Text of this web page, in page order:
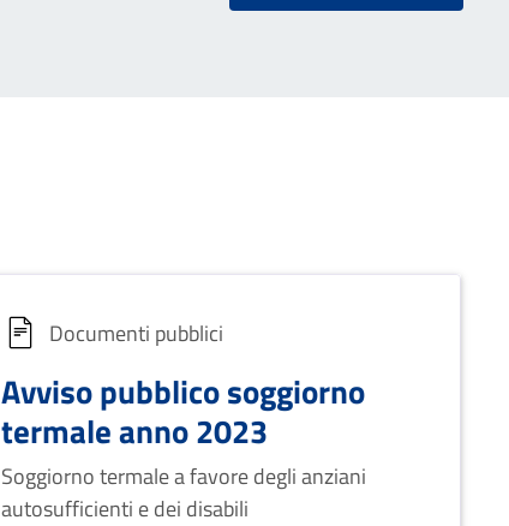
Documenti pubblici
Avviso pubblico soggiorno
termale anno 2023
Soggiorno termale a favore degli anziani
autosufficienti e dei disabili